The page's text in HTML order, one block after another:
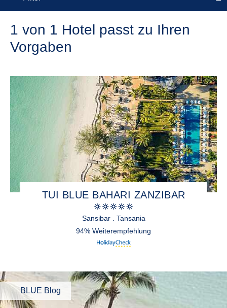
1 von 1 Hotel passt zu Ihren
Vorgaben
TUI BLUE BAHARI ZANZIBAR
Sansibar . Tansania
94% Weiterempfehlung
BLUE Blog